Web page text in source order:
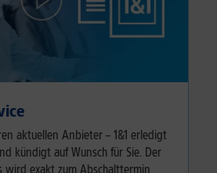
aktuellen Anbieter – 1&1 erledigt
kündigt auf Wunsch für Sie. Der
wird exakt zum Abschalttermin